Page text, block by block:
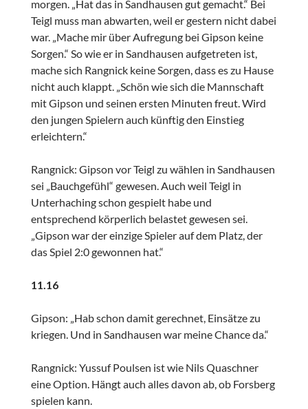
morgen. „Hat das in Sandhausen gut gemacht.“ Bei
Teigl muss man abwarten, weil er gestern nicht dabei
war. „Mache mir über Aufregung bei Gipson keine
Sorgen.“ So wie er in Sandhausen aufgetreten ist,
mache sich Rangnick keine Sorgen, dass es zu Hause
nicht auch klappt. „Schön wie sich die Mannschaft
mit Gipson und seinen ersten Minuten freut. Wird
den jungen Spielern auch künftig den Einstieg
erleichtern.“
Rangnick: Gipson vor Teigl zu wählen in Sandhausen
sei „Bauchgefühl“ gewesen. Auch weil Teigl in
Unterhaching schon gespielt habe und
entsprechend körperlich belastet gewesen sei.
„Gipson war der einzige Spieler auf dem Platz, der
das Spiel 2:0 gewonnen hat.“
11.16
Gipson: „Hab schon damit gerechnet, Einsätze zu
kriegen. Und in Sandhausen war meine Chance da.“
Rangnick: Yussuf Poulsen ist wie Nils Quaschner
eine Option. Hängt auch alles davon ab, ob Forsberg
spielen kann.